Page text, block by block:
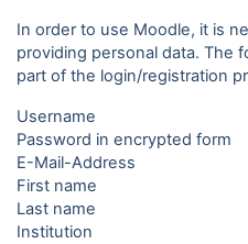
In order to use Moodle, it is
providing personal data. The
part of the login/registration
Username
Password in encrypted form
E-Mail-Address
First name
Last name
Institution